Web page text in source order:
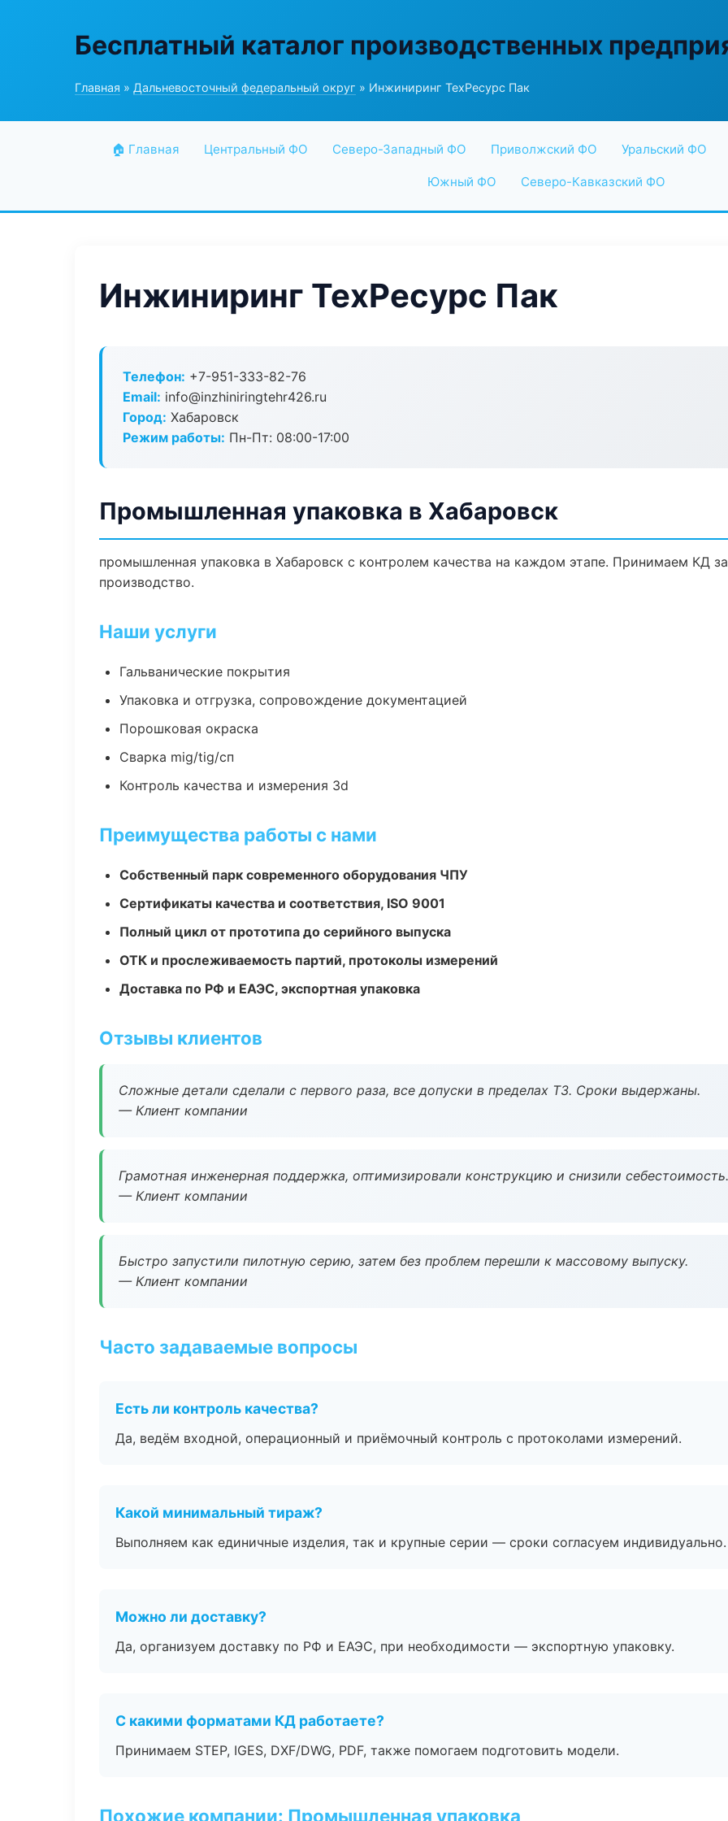
Бесплатный каталог производственных
Главная » Дальневосточный федеральный округ » Инжиниринг ТехРесурс Пак
🏠 Главная Центральный ФО Северо-Западный ФО Приволжский ФО Уральский ФО
Южный ФО Северо-Кавказский ФО
Инжиниринг ТехРесурс Пак
Телефон: +7-951-333-82-76
Email: info@inzhiniringtehr426.ru
Город: Хабаровск
Режим работы: Пн-Пт: 08:00-17:00
Промышленная упаковка в Хабаровск
промышленная упаковка в Хабаровск с контролем качества на каждом этапе. Принимаем КД
производство.
Наши услуги
Гальванические покрытия
Упаковка и отгрузка, сопровождение документацией
Порошковая окраска
Сварка mig/tig/сп
Контроль качества и измерения 3d
Преимущества работы с нами
Собственный парк современного оборудования ЧПУ
Сертификаты качества и соответствия, ISO 9001
Полный цикл от прототипа до серийного выпуска
ОТК и прослеживаемость партий, протоколы измерений
Доставка по РФ и ЕАЭС, экспортная упаковка
Отзывы клиентов
Сложные детали сделали с первого раза, все допуски в пределах ТЗ. Сроки выдержаны.
— Клиент компании
Грамотная инженерная поддержка, оптимизировали конструкцию и снизили себестоимость.
— Клиент компании
Быстро запустили пилотную серию, затем без проблем перешли к массовому выпуску.
— Клиент компании
Часто задаваемые вопросы
Есть ли контроль качества?
Да, ведём входной, операционный и приёмочный контроль с протоколами измерений.
Какой минимальный тираж?
Выполняем как единичные изделия, так и крупные серии — сроки согласуем индивидуально.
Можно ли доставку?
Да, организуем доставку по РФ и ЕАЭС, при необходимости — экспортную упаковку.
С какими форматами КД работаете?
Принимаем STEP, IGES, DXF/DWG, PDF, также помогаем подготовить модели.
Похожие компании: Промышленная упаковка